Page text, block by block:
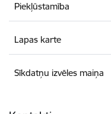
Piekļūstamība
Lapas karte
Sīkdatņu izvēles maiņa